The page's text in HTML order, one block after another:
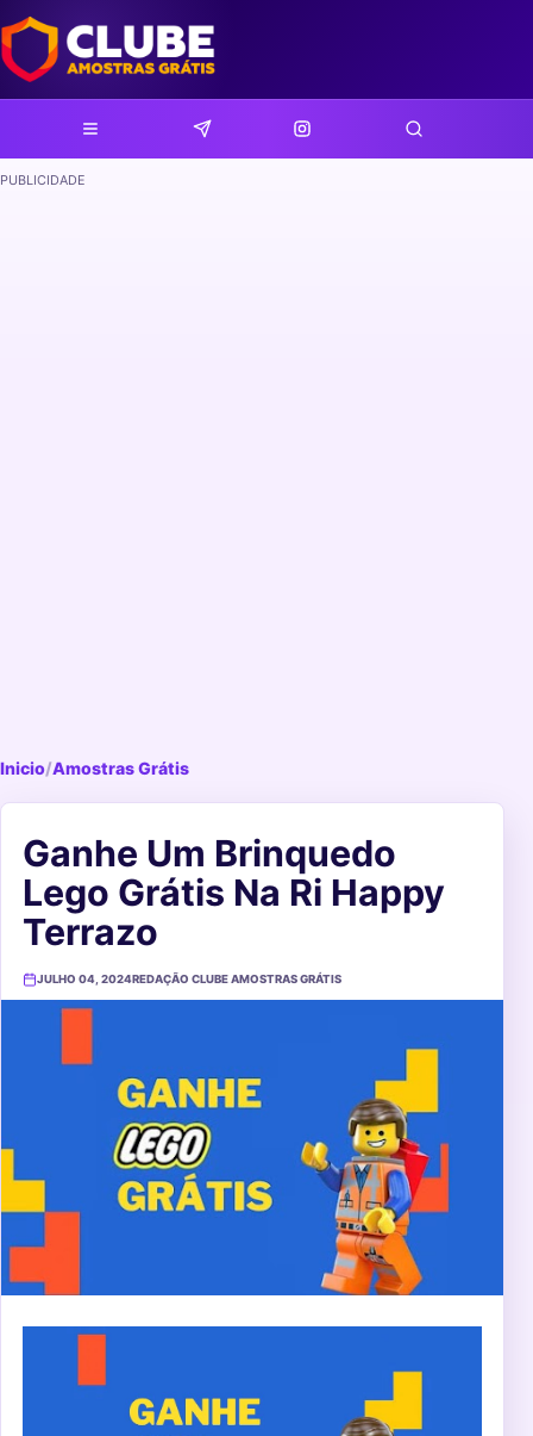
PUBLICIDADE
Inicio/Amostras Grátis
Ganhe Um Brinquedo
Lego Grátis Na Ri Happy
Terrazo
JULHO 04, 2024REDAÇÃO CLUBE AMOSTRAS GRÁTIS